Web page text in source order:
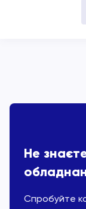
Не
Спробуйте